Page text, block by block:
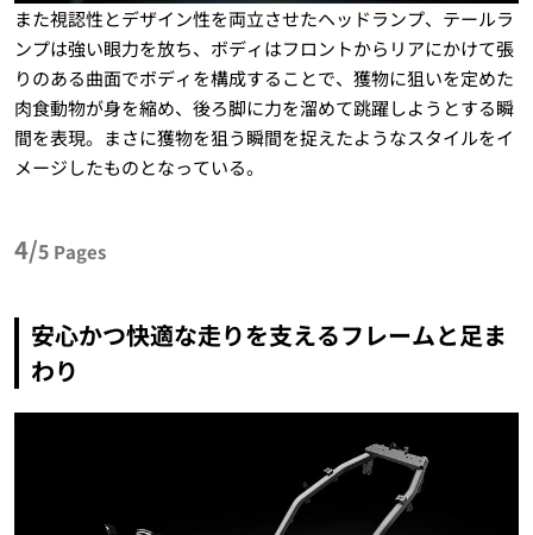
また視認性とデザイン性を両立させたヘッドランプ、テールラ
ンプは強い眼力を放ち、ボディはフロントからリアにかけて張
りのある曲面でボディを構成することで、獲物に狙いを定めた
肉食動物が身を縮め、後ろ脚に力を溜めて跳躍しようとする瞬
間を表現。まさに獲物を狙う瞬間を捉えたようなスタイルをイ
メージしたものとなっている。
4/5 Pages
安心かつ快適な走りを支えるフレームと足ま
わり